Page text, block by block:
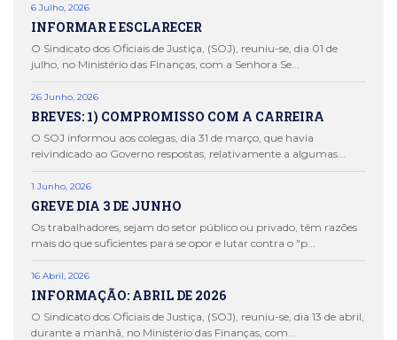
6 Julho, 2026
INFORMAR E ESCLARECER
O Sindicato dos Oficiais de Justiça, (SOJ), reuniu-se, dia 01 de
julho, no Ministério das Finanças, com a Senhora Se...
26 Junho, 2026
BREVES: 1) COMPROMISSO COM A CARREIRA
O SOJ informou aos colegas, dia 31 de março, que havia
reivindicado ao Governo respostas, relativamente a algumas...
1 Junho, 2026
GREVE DIA 3 DE JUNHO
Os trabalhadores, sejam do setor público ou privado, têm razões
mais do que suficientes para se opor e lutar contra o "p...
16 Abril, 2026
INFORMAÇÃO: ABRIL DE 2026
O Sindicato dos Oficiais de Justiça, (SOJ), reuniu-se, dia 13 de abril,
durante a manhã, no Ministério das Finanças, com...